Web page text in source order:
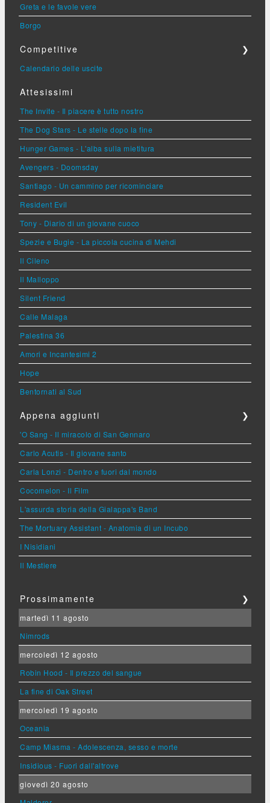
Greta e le favole vere
Borgo
Competitive ❯
Calendario delle uscite
Attesissimi
The Invite - Il piacere è tutto nostro
The Dog Stars - Le stelle dopo la fine
Hunger Games - L'alba sulla mietitura
Avengers - Doomsday
Santiago - Un cammino per ricominciare
Resident Evil
Tony - Diario di un giovane cuoco
Spezie e Bugie - La piccola cucina di Mehdi
Il Cileno
Il Malloppo
Silent Friend
Calle Malaga
Palestina 36
Amori e Incantesimi 2
Hope
Bentornati al Sud
Appena aggiunti ❯
'O Sang - Il miracolo di San Gennaro
Carlo Acutis - Il giovane santo
Carla Lonzi - Dentro e fuori dal mondo
Cocomelon - Il Film
L'assurda storia della Gialappa's Band
The Mortuary Assistant - Anatomia di un Incubo
I Nisidiani
Il Mestiere
Prossimamente ❯
martedì 11 agosto
Nimrods
mercoledì 12 agosto
Robin Hood - Il prezzo del sangue
La fine di Oak Street
mercoledì 19 agosto
Oceania
Camp Miasma - Adolescenza, sesso e morte
Insidious - Fuori dall'altrove
giovedì 20 agosto